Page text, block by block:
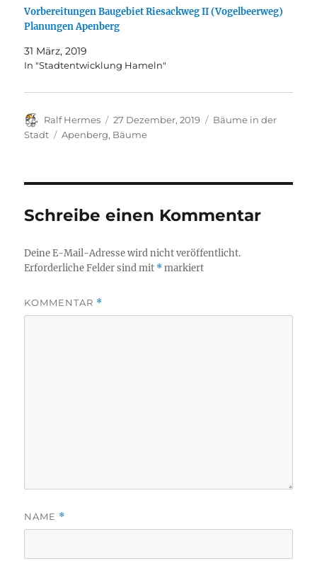
Vorbereitungen Baugebiet Riesackweg II (Vogelbeerweg)
Planungen Apenberg
31 März, 2019
In "Stadtentwicklung Hameln"
Autor
Ralf Hermes
Veröffentlicht
am
27 Dezember, 2019 Kategorien
Bäume in der
Stadt
Schlagwörter
Apenberg, Bäume
Schreibe einen Kommentar
Deine E-Mail-Adresse wird nicht veröffentlicht.
Erforderliche Felder sind mit *markiert
KOMMENTAR *
NAME *